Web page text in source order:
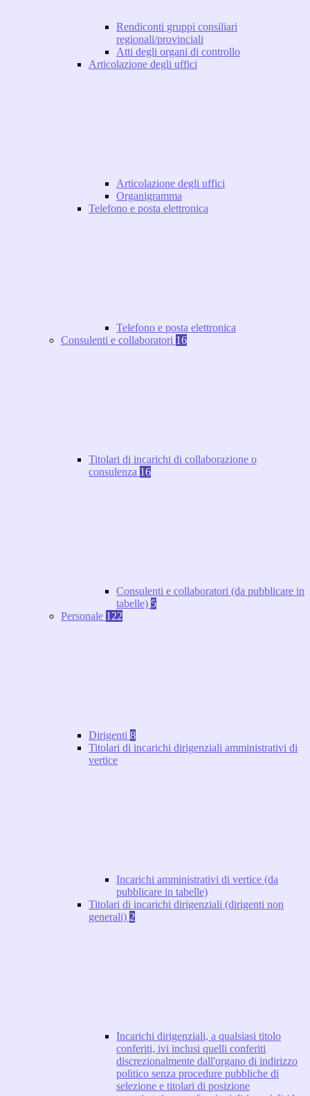
Rendiconti gruppi consiliari
regionali/provinciali
Atti degli organi di controllo
Articolazione degli uffici
Articolazione degli uffici
Organigramma
Telefono e posta elettronica
Telefono e posta elettronica
Consulenti e collaboratori 16
Titolari di incarichi di collaborazione o
consulenza 16
Consulenti e collaboratori (da pubblicare in
tabelle) 5
Personale 122
Dirigenti 8
Titolari di incarichi dirigenziali amministrativi di
vertice
Incarichi amministrativi di vertice (da
pubblicare in tabelle)
Titolari di incarichi dirigenziali (dirigenti non
generali) 2
Incarichi dirigenziali, a qualsiasi titolo
conferiti, ivi inclusi quelli conferiti
discrezionalmente dall'organo di indirizzo
politico senza procedure pubbliche di
selezione e titolari di posizione